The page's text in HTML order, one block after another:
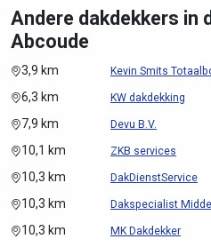
Andere dakdekkers in
Abcoude
3,9 km Kevin Smits
6,3 km KW dakdekking
7,9 km Devu B.V.
10,1 km ZKB services
10,3 km DakDienstService
10,3 km Dakspecialist
10,3 km MK Dakdekker